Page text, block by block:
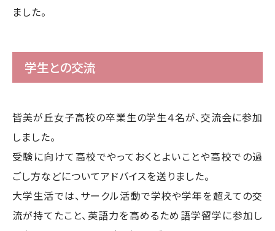
ました。
学生との交流
皆美が丘女子高校の卒業生の学生４名が、交流会に参加
しました。
受験に向けて高校でやっておくとよいことや高校での過
ごし方などについてアドバイスを送りました。
大学生活では、サークル活動で学校や学年を超えての交
流が持てたこと、英語力を高めるため語学留学に参加し